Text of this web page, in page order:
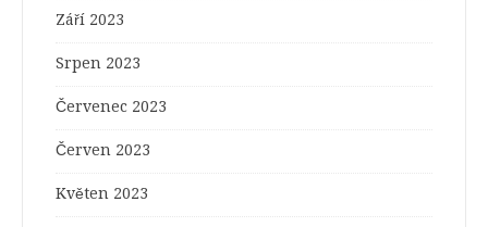
Září 2023
Srpen 2023
Červenec 2023
Červen 2023
Květen 2023